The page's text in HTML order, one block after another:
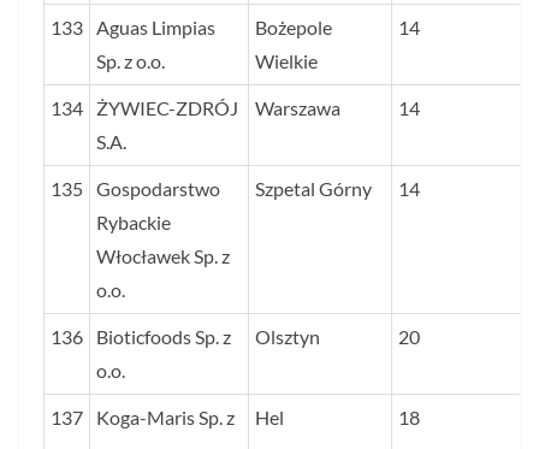
133 Aguas Limpias
Sp. z o.o.
Bożepole
Wielkie
14
134
ŻYWIEC-ZDRÓJ
S.A.
Warszawa 14
135 Gospodarstwo
Rybackie
Włocławek Sp. z
o.o.
Szpetal Górny 14
136
Bioticfoods Sp. z
o.o.
Olsztyn 20
137
Koga-Maris Sp. z
Hel 18